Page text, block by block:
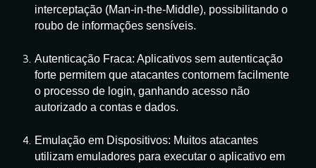
interceptação (Man-in-the-Middle), possibilitando o
roubo de informações sensíveis.
Autenticação Fraca: Aplicativos sem autenticação
forte permitem que atacantes contornem facilmente
o processo de login, ganhando acesso não
autorizado a contas e dados.
Emulação em Dispositivos: Muitos atacantes
utilizam emuladores para executar o aplicativo em